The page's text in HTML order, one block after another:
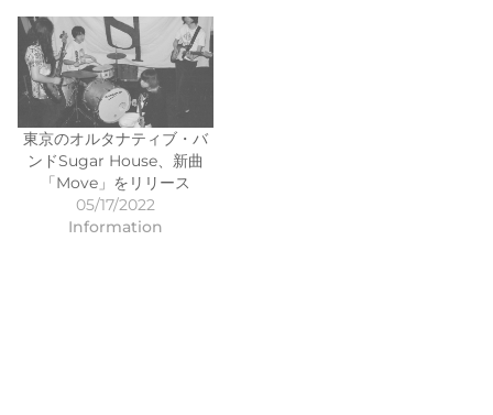
東京のオルタナティブ・バ
ンドSugar House、新曲
「Move」をリリース
05/17/2022
Information